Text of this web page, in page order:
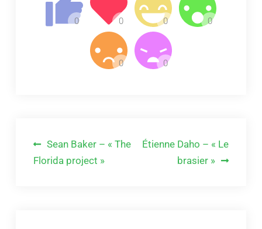
Navigation
de
Sean Baker – « The
Florida project »
Étienne Daho – « Le
brasier »